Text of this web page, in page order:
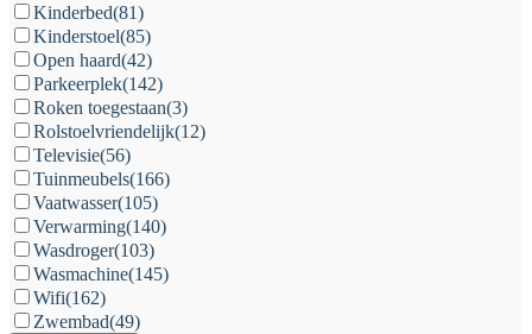
Kinderbed(81)
Kinderstoel(85)
Open haard(42)
Parkeerplek(142)
Roken toegestaan(3)
Rolstoelvriendelijk(12)
Televisie(56)
Tuinmeubels(166)
Vaatwasser(105)
Verwarming(140)
Wasdroger(103)
Wasmachine(145)
Wifi(162)
Zwembad(49)